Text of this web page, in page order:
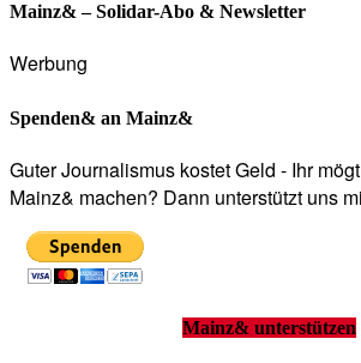
Mainz& – Solidar-Abo & Newsletter
Werbung
Spenden& an Mainz&
Guter Journalismus kostet Geld - Ihr
Mainz& machen? Dann unterstützt uns
Mainz& unterstützen